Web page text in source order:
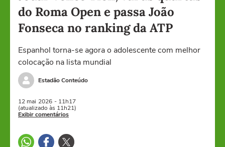
do Roma Open e passa João
Fonseca no ranking da ATP
Espanhol torna-se agora o adolescente com melhor
colocação na lista mundial
Estadão Conteúdo
12 mai 2026 - 11h17
(atualizado às 11h21)
Exibir comentários